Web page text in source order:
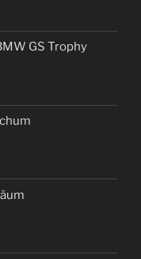
GS Trophy